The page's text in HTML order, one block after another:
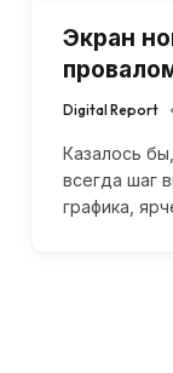
Экран
Digital Report
Казалось
всегда шаг
графика,